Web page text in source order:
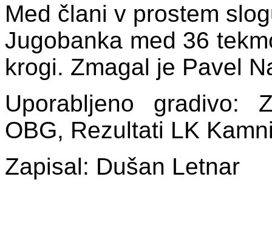
Med člani v prostem
Jugobanka med 36
krogi. Zmagal je Pavel
Uporabljeno gradivo:
OBG, Rezultati LK
Zapisal: Dušan Letnar